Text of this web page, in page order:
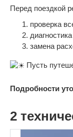
Перед поездкой
проверка
замена
Пусть
Подробности
2